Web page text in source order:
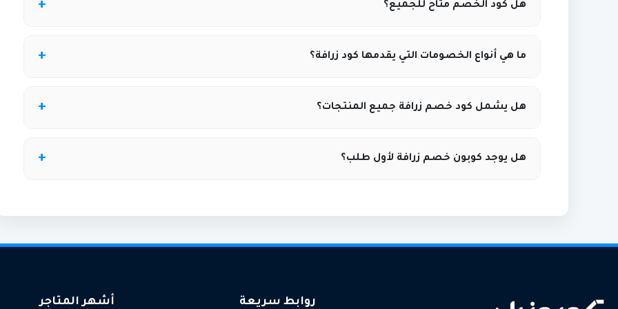
هل كود الخصم متاح للجميع؟
نعم، إذا كان الكود صالحًا ولم يصل لحد الاستخدام الأقصى، يمكن لأي مستخدم الاستفادة منه، ويمكن التحقق
ما هي أنواع الخصومات التي يقدمها كود زرافة؟
توفر أكواد خصم زرافة خصومات متعددة مثل نسبة مئوية على الطلب أو عروض شحن مجاني، حسب الموسم
هل يشمل كود خصم زرافة جميع المنتجات؟
ليست كل الأكواد تشمل جميع المنتجات؛ بعضها يخص الألعاب أو ملابس الأطفال فقط. تحقق من التفاصيل
هل يوجد كوبون خصم زرافة لأول طلب؟
روابط سريعة أشهر المتاجر